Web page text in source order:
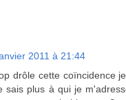
2011 à 21:44
drôle cette coïncidence
sais plus à qui je